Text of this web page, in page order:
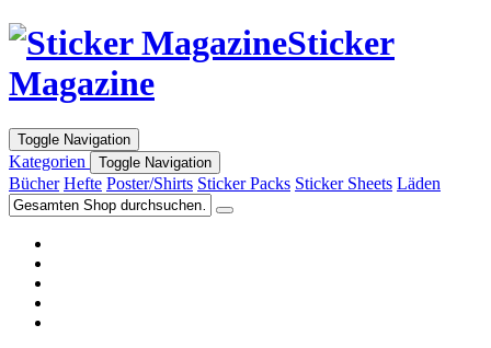
Sticker
Magazine
Toggle Navigation
Kategorien Toggle Navigation
Bücher Hefte Poster/Shirts Sticker Packs Sticker Sheets Läden